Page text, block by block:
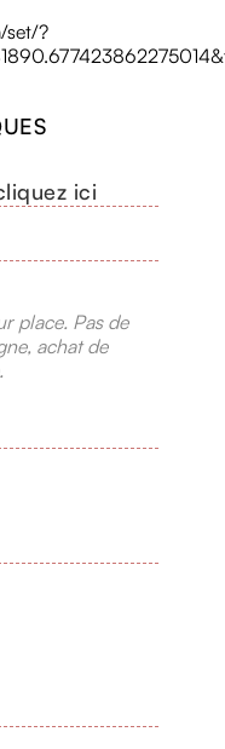
set/?
ici
place. Pas de
achat de